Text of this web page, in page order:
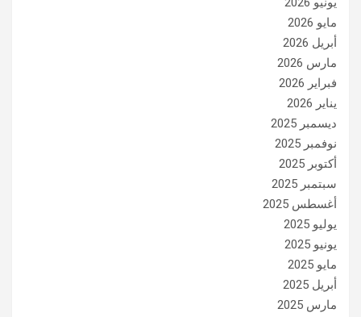
مايو 2026
أبريل 2026
مارس 2026
فبراير 2026
يناير 2026
ديسمبر 2025
نوفمبر 2025
أكتوبر 2025
سبتمبر 2025
أغسطس 2025
يوليو 2025
يونيو 2025
مايو 2025
أبريل 2025
مارس 2025